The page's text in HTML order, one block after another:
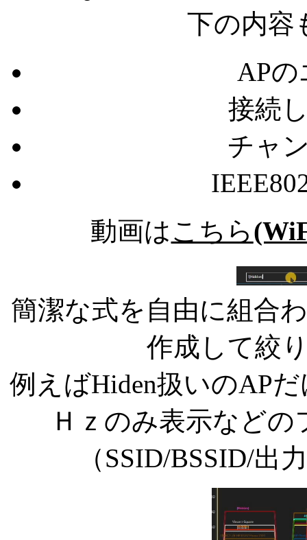
下の内容
AP
接続
チャ
動画はこちら
簡潔な式を自由に組合
作成して絞
例えばHiden扱いのAP
Ｈｚのみ表示など
（SSID/BSSID/出